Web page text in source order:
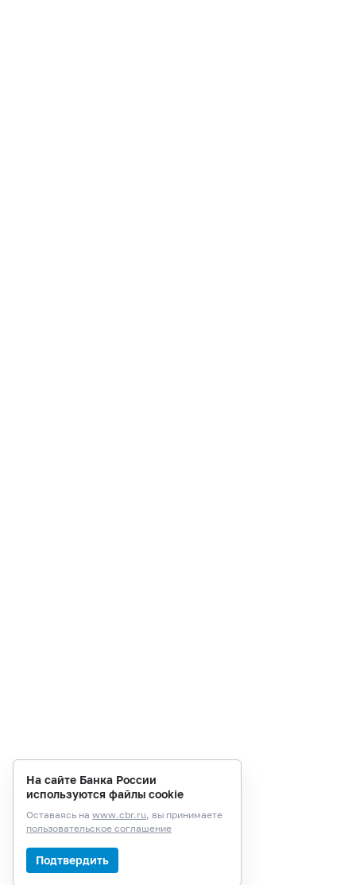
На сайте Банка России
используются файлы cookie
Оставаясь на www.cbr.ru, вы принимаете
пользовательское соглашение
Подтвердить